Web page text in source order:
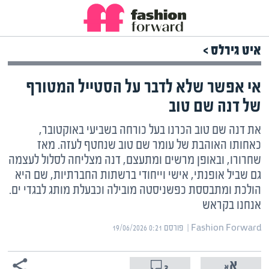
איט גירלס >
אי אפשר שלא לדבר על הסטייל המטורף
של דנה שם טוב
את דנה שם טוב הכרנו בעל כורחה בשביעי באוקטובר,
כאחותו האוהבת של עומר שם טוב שנחטף לעזה. מאז
שחרורו, ובאופן מרשים ומתעצם, דנה מצליחה לסלול לעצמה
גם שביל אופנתי, אישי וייחודי ברשתות החברתיות, שם היא
הולכת ומתבססת כפשניסטה מובילה וכבעלת מותג לבגדי ים.
אנחנו בקראש
Fashion Forward | ‏ פורסם ‎19/06/2026 0:21